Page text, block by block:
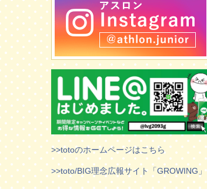
>>totoのホームページはこちら
>>toto/BIG理念広報サイト「GROWING」